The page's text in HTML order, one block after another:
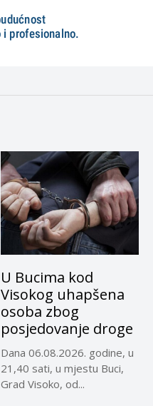
U Bucima kod
Visokog uhapšena
osoba zbog
posjedovanje droge
Dana 06.08.2026. godine, u
21,40 sati, u mjestu Buci,
Grad Visoko, od...